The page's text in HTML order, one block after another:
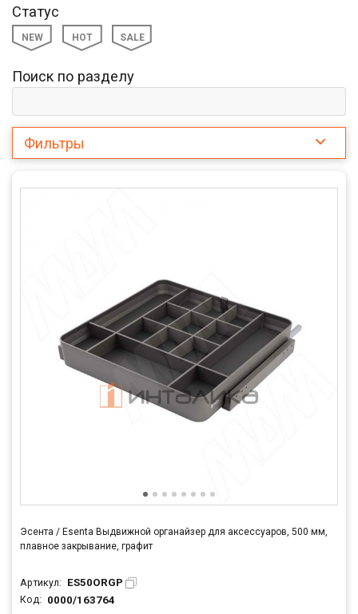
Статус
NEW HOT SALE
Поиск по разделу
Фильтры
Эсента / Esenta Выдвижной органайзер для аксессуаров, 500 мм,
плавное закрывание, графит
Артикул: ES50ORGP
Код: 0000/163764